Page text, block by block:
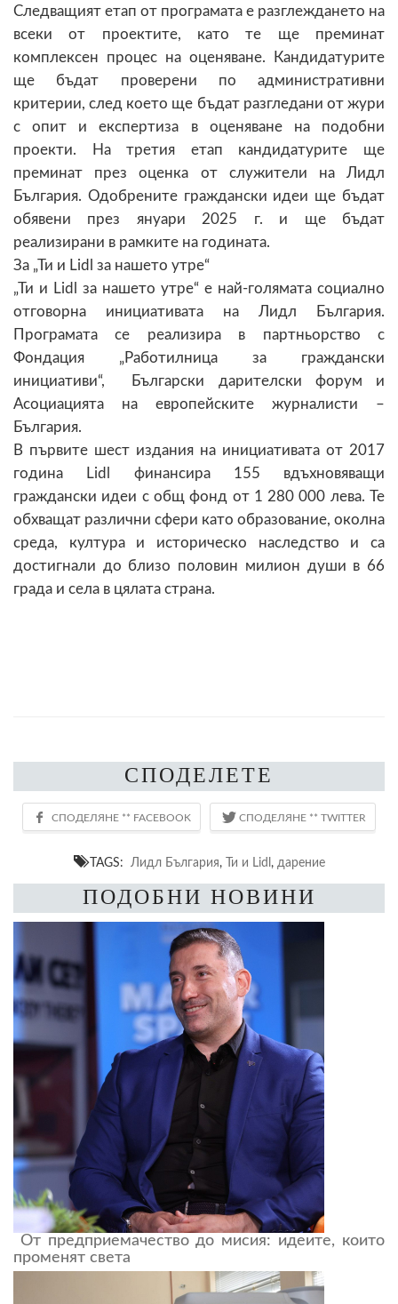
Следващият етап от програмата е разглеждането на
всеки от проектите, като те ще преминат
комплексен процес на оценяване. Кандидатурите
ще бъдат проверени по административни
критерии, след което ще бъдат разгледани от жури
с опит и експертиза в оценяване на подобни
проекти. На третия етап кандидатурите ще
преминат през оценка от служители на Лидл
България. Одобрените граждански идеи ще бъдат
обявени през януари 2025 г. и ще бъдат
реализирани в рамките на годината.
За „Ти и Lidl за нашето утре“
„Ти и Lidl за нашето утре“ е най-голямата социално
отговорна инициативата на Лидл България.
Програмата се реализира в партньорство с
Фондация „Работилница за граждански
инициативи“, Български дарителски форум и
Асоциацията на европейските журналисти –
България.
В първите шест издания на инициативата от 2017
година Lidl финансира 155 вдъхновяващи
граждански идеи с общ фонд от 1 280 000 лева. Те
обхващат различни сфери като образование, околна
среда, култура и историческо наследство и са
достигнали до близо половин милион души в 66
града и села в цялата страна.
СПОДЕЛЕТЕ
TAGS: Лидл България, Ти и Lidl , дарение
ПОДОБНИ НОВИНИ
От предприемачество до мисия: идеите, които
променят света